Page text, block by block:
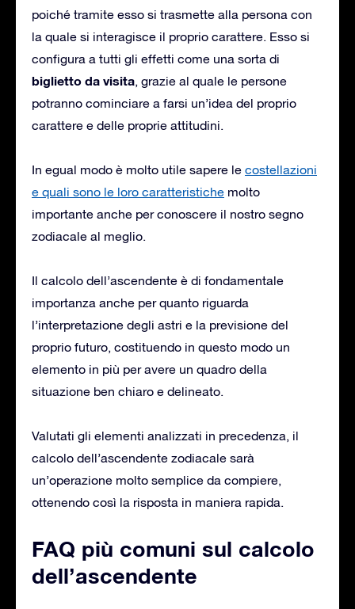
poiché tramite esso si trasmette alla persona con
la quale si interagisce il proprio carattere. Esso si
configura a tutti gli effetti come una sorta di
biglietto da visita, grazie al quale le persone
potranno cominciare a farsi un’idea del proprio
carattere e delle proprie attitudini.
In egual modo è molto utile sapere le costellazioni
e quali sono le loro caratteristiche molto
importante anche per conoscere il nostro segno
zodiacale al meglio.
Il calcolo dell’ascendente è di fondamentale
importanza anche per quanto riguarda
l’interpretazione degli astri e la previsione del
proprio futuro, costituendo in questo modo un
elemento in più per avere un quadro della
situazione ben chiaro e delineato.
Valutati gli elementi analizzati in precedenza, il
calcolo dell’ascendente zodiacale sarà
un’operazione molto semplice da compiere,
ottenendo così la risposta in maniera rapida.
FAQ più comuni sul calcolo
dell’ascendente